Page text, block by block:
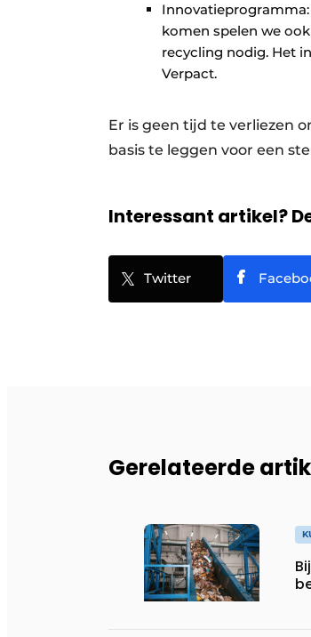
komen spelen we
recycling nodig. Het
Verpact.
Er is geen tijd te verliezen
basis te leggen voor een
Interessant artikel?
Twitter
Gerelateerde